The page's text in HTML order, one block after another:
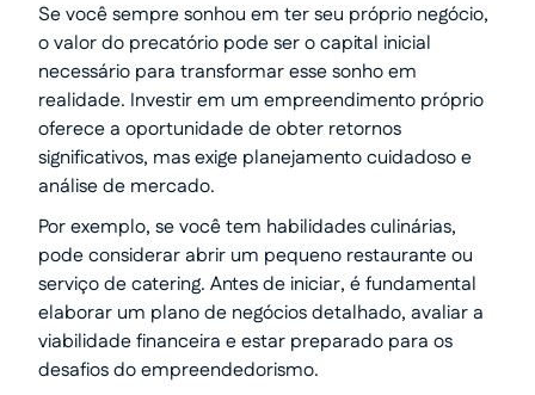
Se você sempre sonhou em ter seu próprio negócio,
o valor do precatório pode ser o capital inicial
necessário para transformar esse sonho em
realidade. Investir em um empreendimento próprio
oferece a oportunidade de obter retornos
significativos, mas exige planejamento cuidadoso e
análise de mercado.
Por exemplo, se você tem habilidades culinárias,
pode considerar abrir um pequeno restaurante ou
serviço de catering. Antes de iniciar, é fundamental
elaborar um plano de negócios detalhado, avaliar a
viabilidade financeira e estar preparado para os
desafios do empreendedorismo.